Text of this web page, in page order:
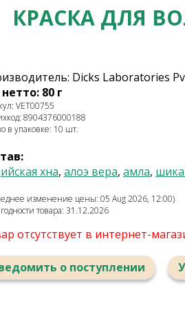
КРАСКА ДЛЯ
Dicks Laboratories
80 г
VET00755
8904376000188
в упаковке: 10 шт.
хна, алоэ вера, амла,
изменение цены: 05 Aug 2026, 12:00)
товара: 31.12.2026
отсутствует в интернет-
о поступлении